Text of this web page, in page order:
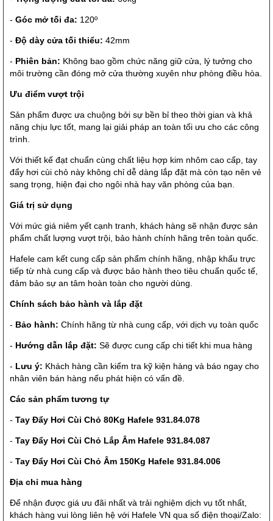
- Góc mở tối đa: 120º
- Độ dày cửa tối thiểu: 42mm
- Phiên bản: Không bao gồm chức năng giữ cửa, lý tưởng cho
môi trường cần đóng mở cửa thường xuyên như phòng điều hòa.
Ưu điểm vượt trội
Sản phẩm được ưa chuộng bởi sự bền bỉ theo thời gian và khả
năng chịu lực tốt, mang lại giải pháp an toàn tối ưu cho các công
trình.
Với thiết kế đạt chuẩn cùng chất liệu hợp kim nhôm cao cấp, tay
đẩy hơi cùi chỏ này không chỉ dễ dàng lắp đặt mà còn tạo nên vẻ
sang trọng, hiện đại cho ngôi nhà hay văn phòng của bạn.
Giá trị sử dụng
Với mức giá niêm yết cạnh tranh, khách hàng sẽ nhận được sản
phẩm chất lượng vượt trội, bảo hành chính hãng trên toàn quốc.
Hafele cam kết cung cấp sản phẩm chính hãng, nhập khẩu trực
tiếp từ nhà cung cấp và được bảo hành theo tiêu chuẩn quốc tế,
đảm bảo sự an tâm hoàn toàn cho người dùng.
Chính sách bảo hành và lắp đặt
- Bảo hành: Chính hãng từ nhà cung cấp, với dịch vụ toàn quốc
- Hướng dẫn lắp đặt: Sẽ được cung cấp chi tiết khi mua hàng
- Lưu ý: Khách hàng cần kiểm tra kỹ kiện hàng và báo ngay cho
nhân viên bán hàng nếu phát hiện có vấn đề.
Các sản phẩm tương tự
- Tay Đẩy Hơi Cùi Chỏ 80Kg Hafele 931.84.078
- Tay Đẩy Hơi Cùi Chỏ Lắp Âm Hafele 931.84.087
- Tay Đẩy Hơi Cùi Chỏ Âm 150Kg Hafele 931.84.006
Địa chỉ mua hàng
Để nhận được giá ưu đãi nhất và trải nghiệm dịch vụ tốt nhất,
khách hàng vui lòng liên hệ với Hafele VN qua số điện thoại/Zalo: